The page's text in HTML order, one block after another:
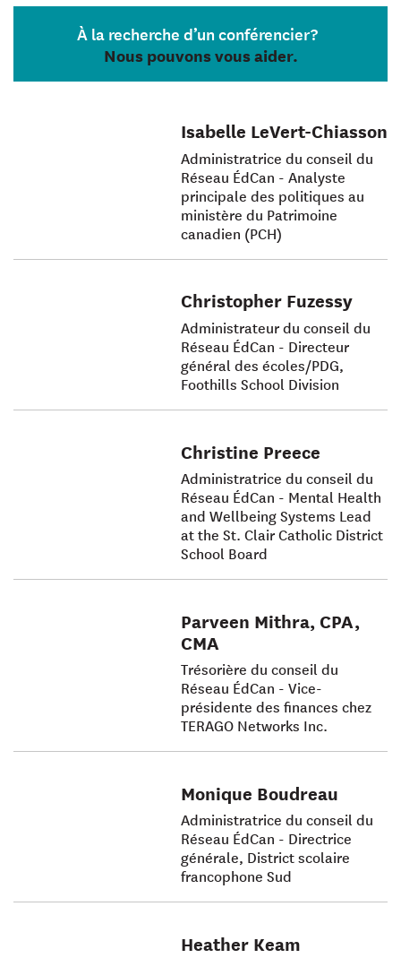
À la recherche d’un conférencier?
Nous pouvons vous aider.
Isabelle LeVert-Chiasson
Administratrice du conseil du
Réseau ÉdCan - Analyste
principale des politiques au
ministère du Patrimoine
canadien (PCH)
Christopher Fuzessy
Administrateur du conseil du
Réseau ÉdCan - Directeur
général des écoles/PDG,
Foothills School Division
Christine Preece
Administratrice du conseil du
Réseau ÉdCan - Mental Health
and Wellbeing Systems Lead
at the St. Clair Catholic District
School Board
Parveen Mithra, CPA,
CMA
Trésorière du conseil du
Réseau ÉdCan - Vice-
présidente des finances chez
TERAGO Networks Inc.
Monique Boudreau
Administratrice du conseil du
Réseau ÉdCan - Directrice
générale, District scolaire
francophone Sud
Heather Keam